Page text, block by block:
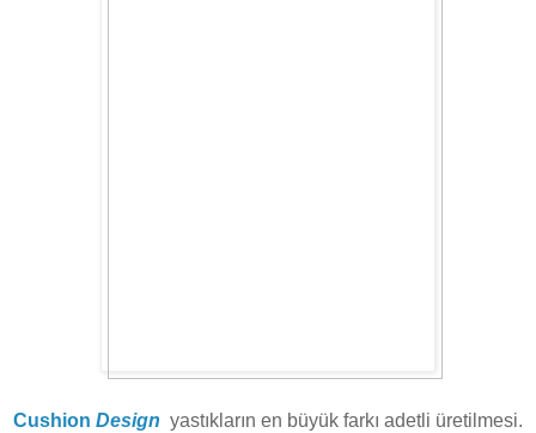
Cushion Design yastıkların en büyük farkı adetli üretilmesi.